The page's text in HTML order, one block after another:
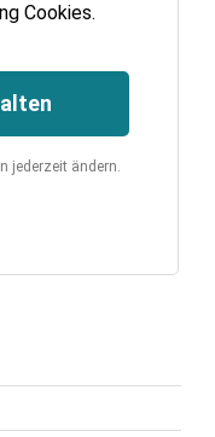
Cookies.
jederzeit ändern.